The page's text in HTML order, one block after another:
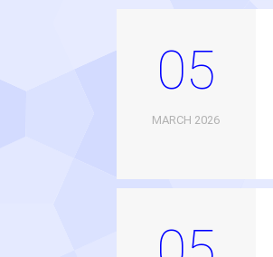
05
MARCH 2026